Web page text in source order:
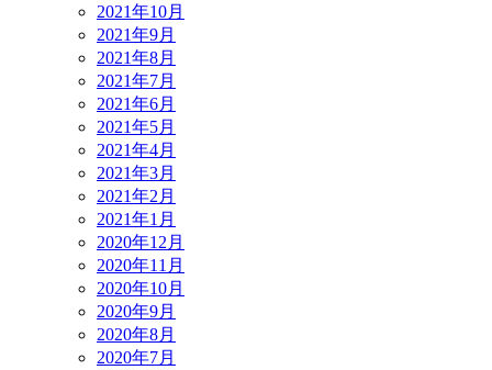
2021年10月
2021年9月
2021年8月
2021年7月
2021年6月
2021年5月
2021年4月
2021年3月
2021年2月
2021年1月
2020年12月
2020年11月
2020年10月
2020年9月
2020年8月
2020年7月